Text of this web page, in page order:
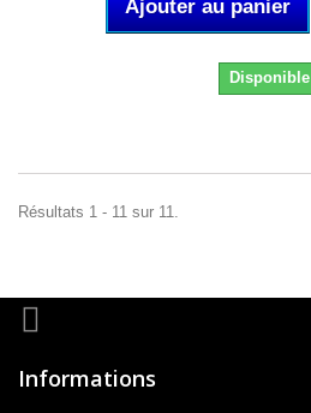
Ajouter au panier
Disponible
Résultats 1 - 11 sur 11.
Informations